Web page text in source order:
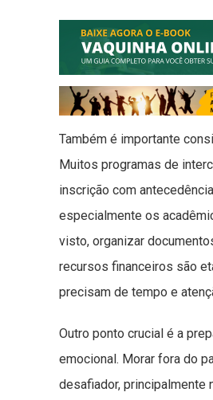
Também é importante
Muitos programas de
inscrição com
especialmente os
visto, organizar
recursos financeiros são
precisam de tempo e
Outro ponto crucial é a
emocional. Morar fora do
desafiador, principalmente